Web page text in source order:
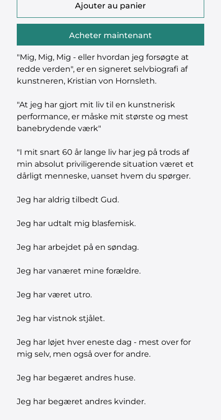
Ajouter au panier
Acheter maintenant
"Mig, Mig, Mig - eller hvordan jeg forsøgte at
redde verden", er en signeret selvbiografi af
kunstneren, Kristian von Hornsleth.
"At jeg har gjort mit liv til en kunstnerisk
performance, er måske mit største og mest
banebrydende værk"
"I mit snart 60 år lange liv har jeg på trods af
min absolut priviligerende situation været et
dårligt menneske, uanset hvem du spørger.
Jeg har aldrig tilbedt Gud.
Jeg har udtalt mig blasfemisk.
Jeg har arbejdet på en søndag.
Jeg har vanæret mine forældre.
Jeg har været utro.
Jeg har vistnok stjålet.
Jeg har løjet hver eneste dag - mest over for
mig selv, men også over for andre.
Jeg har begæret andres huse.
Jeg har begæret andres kvinder.